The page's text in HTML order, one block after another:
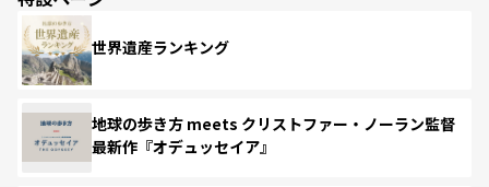
世界遺産ランキング
地球の歩き方 meets クリストファー・ノーラン監督
最新作『オデュッセイア』